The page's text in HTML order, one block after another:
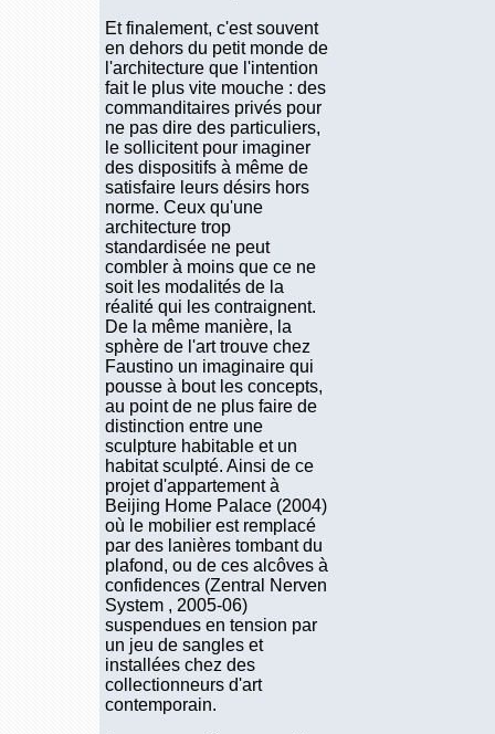
Et finalement, c'est souvent
en dehors du petit monde de
l'architecture que l'intention
fait le plus vite mouche : des
commanditaires privés pour
ne pas dire des particuliers,
le sollicitent pour imaginer
des dispositifs à même de
satisfaire leurs désirs hors
norme. Ceux qu'une
architecture trop
standardisée ne peut
combler à moins que ce ne
soit les modalités de la
réalité qui les contraignent.
De la même manière, la
sphère de l'art trouve chez
Faustino un imaginaire qui
pousse à bout les concepts,
au point de ne plus faire de
distinction entre une
sculpture habitable et un
habitat sculpté. Ainsi de ce
projet d'appartement à
Beijing Home Palace (2004)
où le mobilier est remplacé
par des lanières tombant du
plafond, ou de ces alcôves à
confidences (Zentral Nerven
System , 2005-06)
suspendues en tension par
un jeu de sangles et
installées chez des
collectionneurs d'art
contemporain.